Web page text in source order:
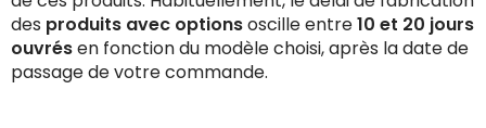
des produits avec optionsoscille entre10 et 20 jours
ouvrésen fonction du modèle choisi,après la date de
passage de votre commande.